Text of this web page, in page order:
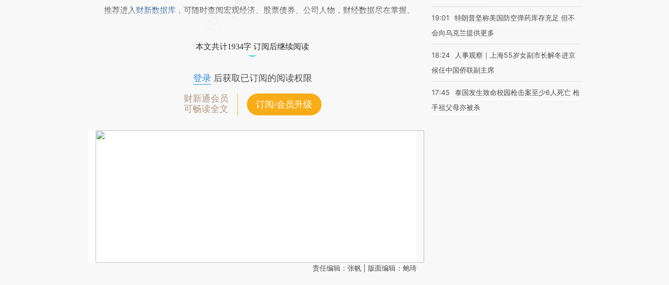
推荐进入 财新数据库 ，可随时查阅宏观经济、股票债券、公司人物，财经数据尽在掌握。
本文共计1934字 订阅后继续阅读
登录后获取已订阅的阅读权限
财新通会员
可畅读全文
订阅/会员升级
责任编辑：张帆 | 版面编辑：鲍琦
19:01
特朗普坚称美国防空弹药库存充足 但不
会向乌克兰提供更多
18:24
人事观察｜上海55岁女副市长解冬进京
候任中国侨联副主席
17:45
泰国发生致命校园枪击案至少6人死亡 枪
手祖父母亦被杀